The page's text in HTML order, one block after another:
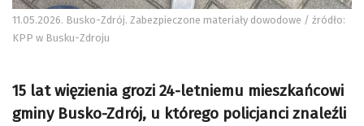
11.05.2026. Busko-Zdrój. Zabezpieczone materiały dowodowe / źródło:
KPP w Busku-Zdroju
15 lat więzienia grozi 24-letniemu mieszkańcowi
gminy Busko-Zdrój, u którego policjanci znaleźli